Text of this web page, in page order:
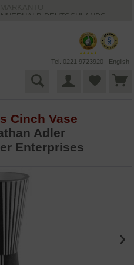
DEUTSCHLANDS
GARANTIE
Tel. 0221 9723920 English
Cinch Vase
Adler
Enterprises